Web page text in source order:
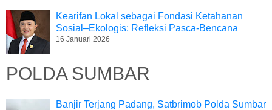
Kearifan Lokal sebagai Fondasi Ketahanan
Sosial–Ekologis: Refleksi Pasca-Bencana
16 Januari 2026
POLDA SUMBAR
Banjir Terjang Padang, Satbrimob Polda Sumbar